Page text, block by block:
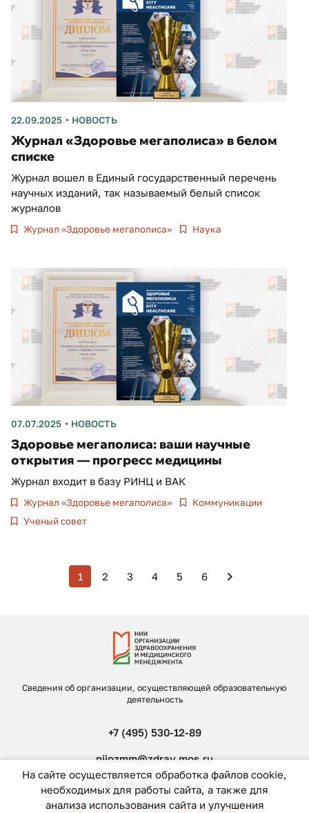
22.09.2025 НОВОСТЬ
Журнал «Здоровье мегаполиса» в белом
списке
Журнал вошел в Единый государственный перечень
научных изданий, так называемый белый список
журналов
Журнал «Здоровье мегаполиса» Наука
07.07.2025 НОВОСТЬ
Здоровье мегаполиса: ваши научные
открытия — прогресс медицины
Журнал входит в базу РИНЦ и ВАК
Журнал «Здоровье мегаполиса»
Коммуникации
Ученый совет
1 2 3 4 5 6
Сведения об организации, осуществляющей образовательную
деятельность
+7 (495) 530-12-89
niiozmm@zdrav.mos.ru
Обратная связь
На сайте осуществляется обработка файлов cookie,
необходимых для работы сайта, а также для
анализа использования сайта и улучшения